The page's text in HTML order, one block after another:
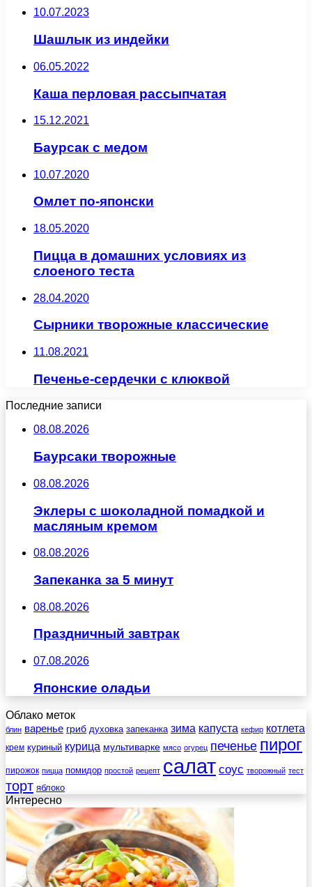
10.07.2023
Шашлык из индейки
06.05.2022
Каша перловая рассыпчатая
15.12.2021
Баурсак с медом
10.07.2020
Омлет по-японски
18.05.2020
Пицца в домашних условиях из
слоеного теста
28.04.2020
Сырники творожные классические
11.08.2021
Печенье-сердечки с клюквой
Последние записи
08.08.2026
Баурсаки творожные
08.08.2026
Эклеры с шоколадной помадкой и
масляным кремом
08.08.2026
Запеканка за 5 минут
08.08.2026
Праздничный завтрак
07.08.2026
Японские оладьи
Облако меток
блин варенье гриб духовка запеканка зима капуста кефир котлета
крем куриный курица мультиварке мясо огурец печенье пирог
пирожок пицца помидор простой рецепт салат соус творожный тест
торт яблоко
Интересно